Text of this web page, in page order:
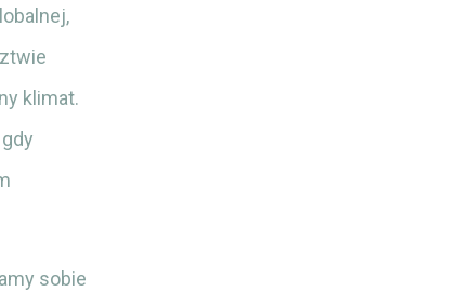
klimat.
sobie